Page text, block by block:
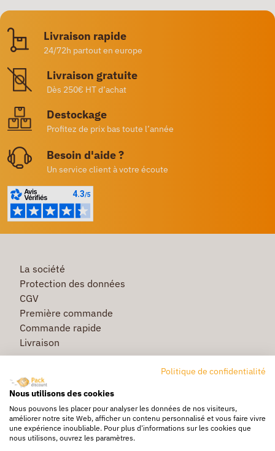
Livraison rapide
24/72h partout en europe
Livraison gratuite
Dès 250€ HT d’achat
Destockage
Profitez de prix bas toute l’année
Besoin d'aide ?
Un service client à votre écoute
La société
Protection des données
CGV
Première commande
Commande rapide
Livraison
Caisse & Boîte carton
Pochette bulle & mousse
Papier bulle & rouleau mousse
Adhésif & feuillard
Politique de confidentialité
Nous utilisons des cookies
Nous pouvons les placer pour analyser les données de nos visiteurs,
améliorer notre site Web, afficher un contenu personnalisé et vous faire vivre
une expérience inoubliable. Pour plus d'informations sur les cookies que
nous utilisons, ouvrez les paramètres.